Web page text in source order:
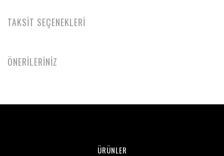
TAKSİT SEÇENEKLERİ
ÖNERİLERİNİZ
ÜRÜNLER